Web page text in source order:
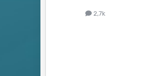
2,7k